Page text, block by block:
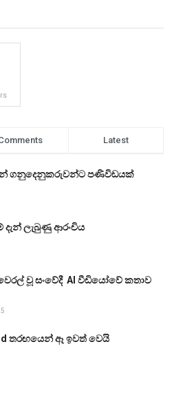
Latest
ගනුදෙනුකරුවන්ට පණිවිඩයක්
දැන් ලැබුණු ආරංචිය
වූ සංවේදී AI වීඩියෝවේ කතාව
තරඟයෙන් ඈ ඉවත් වෙයි